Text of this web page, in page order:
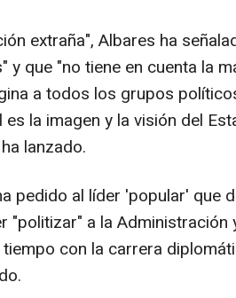
extraña", Albares ha
y que "no tiene en cuenta la
a todos los grupos
es la imagen y la visión del
lanzado.
pedido al líder 'popular' que
"politizar" a la Administración
con la carrera